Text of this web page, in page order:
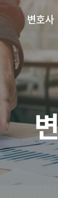
변호사